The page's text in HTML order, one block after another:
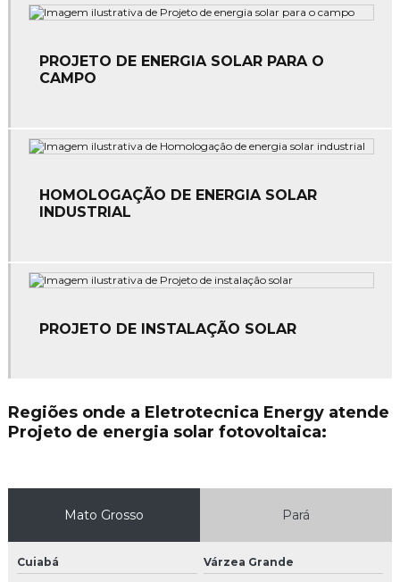
Empresa de serviços elétricos
Empresa de spda
Empresas de manutenção elétrica
Empresas de sistema de combate a incêndio
Instalação de comando elétrico
Instalação de para raios
Instalação de sistema de combate a incêndio
PROJETO DE ENERGIA SOLAR PARA O
CAMPO
HOMOLOGAÇÃO DE ENERGIA SOLAR
INDUSTRIAL
PROJETO DE INSTALAÇÃO SOLAR
Regiões onde a Eletrotecnica Energy atende
Projeto de energia solar fotovoltaica:
Mato Grosso Pará
Cuiabá Várzea Grande